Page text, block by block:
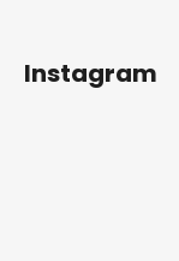
Instagram